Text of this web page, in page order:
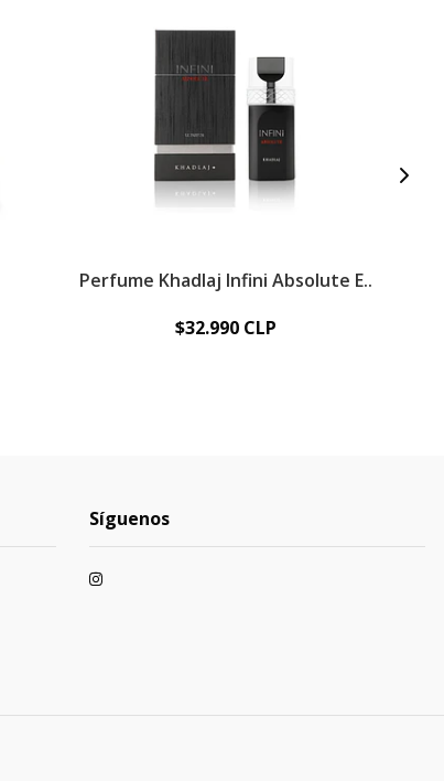
Perfume Khadlaj Infini Absolute E..
$32.990 CLP
Síguenos